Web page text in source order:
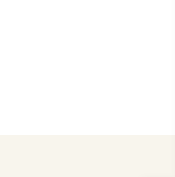
auf jeden Fall.